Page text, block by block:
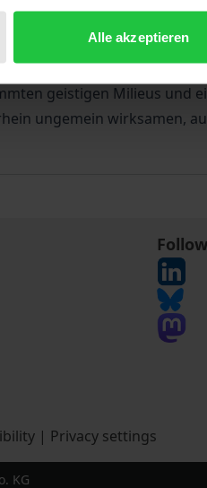
Alle akzeptieren
aus den eigenhändigen
Gesellschaft« gehalten
geistigen Milieus und
ungemein wirksamen,
| Privacy settings
KG